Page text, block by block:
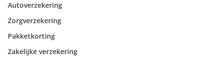
Autoverzekering
Zorgverzekering
Pakketkorting
Zakelijke verzekering